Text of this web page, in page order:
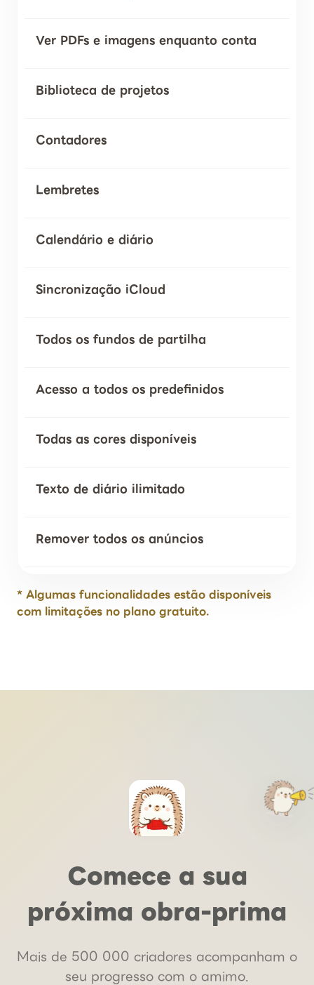
Ver PDFs e imagens enquanto conta
Biblioteca de projetos
Contadores
Lembretes
Calendário e diário
Sincronização iCloud
Todos os fundos de partilha
Acesso a todos os predefinidos
Todas as cores disponíveis
Texto de diário ilimitado
Remover todos os anúncios
* Algumas funcionalidades estão disponíveis
com limitações no plano gratuito.
Comece a sua
próxima obra-prima
Mais de 500 000 criadores acompanham o
seu progresso com o amimo.